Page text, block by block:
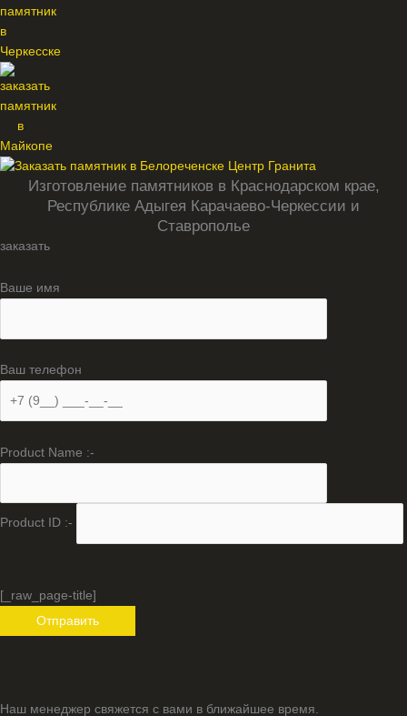
Изготовление памятников в Краснодарском крае,
Республике Адыгея Карачаево-Черкессии и
Ставрополье
заказать
Ваше имя
Ваш телефон
Product Name :-
Product ID :-
[_raw_page-title]
Наш менеджер свяжется с вами в ближайшее время.